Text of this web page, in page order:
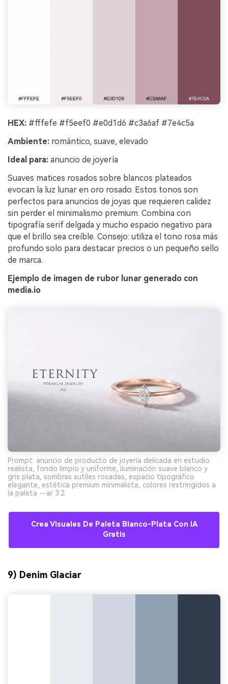
HEX: #fffefe #f5eef0 #e0d1d6 #c3a6af #7e4c5a
Ambiente: romántico, suave, elevado
Ideal para: anuncio de joyería
Suaves matices rosados sobre blancos plateados
evocan la luz lunar en oro rosado. Estos tonos son
perfectos para anuncios de joyas que requieren calidez
sin perder el minimalismo premium. Combina con
tipografía serif delgada y mucho espacio negativo para
que el brillo sea creíble. Consejo: utiliza el tono rosa más
profundo solo para destacar precios o un pequeño sello
de marca.
Ejemplo de imagen de rubor lunar generado con
media.io
Prompt: anuncio de producto de joyería delicada en estudio
realista, fondo limpio y uniforme, iluminación suave blanco y
gris plata, sombras sutiles rosadas, espacio tipográfico
elegante, estética premium minimalista, colores restringidos a
la paleta --ar 3:2
Crea Visuales De Paleta Blanco-Plata Con IA
Gratis
9) Denim Glaciar